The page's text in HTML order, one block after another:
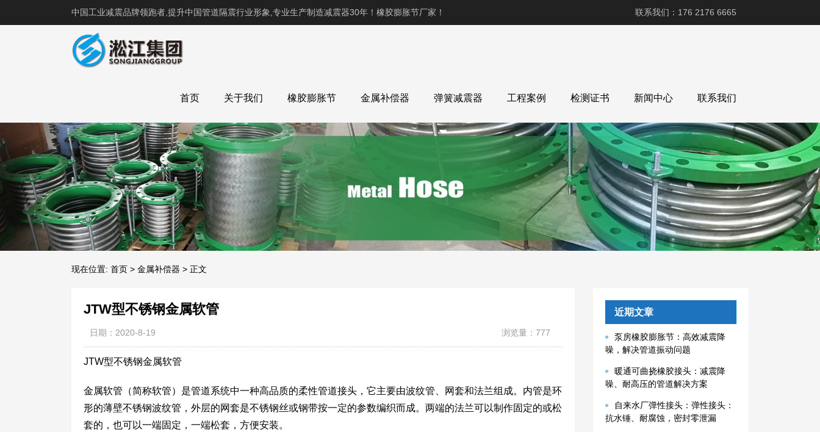
中国工业减震品牌领跑者,提升中国管道隔震行业形象,专业生产制造减震器30年！橡胶膨胀节厂家！ 联系我们：176 2176 6665
首页 关于我们 橡胶膨胀节 金属补偿器 弹簧减震器 工程案例 检测证书 新闻中心 联系我们
现在位置: 首页 > 金属补偿器 > 正文
JTW型不锈钢金属软管
日期：2020-8-19 浏览量：777
JTW型不锈钢金属软管
金属软管（简称软管）是管道系统中一种高品质的柔性管道接头，它主要由波纹管、网套和法兰组成。内管是环
形的薄壁不锈钢波纹管，外层的网套是不锈钢丝或钢带按一定的参数编织而成。两端的法兰可以制作固定的或松
套的，也可以一端固定，一端松套，方便安装。
近期文章
泵房橡胶膨胀节：高效减震降
噪，解决管道振动问题
暖通可曲挠橡胶接头：减震降
噪、耐高压的管道解决方案
自来水厂弹性接头：弹性接头：
抗水锤、耐腐蚀，密封零泄漏